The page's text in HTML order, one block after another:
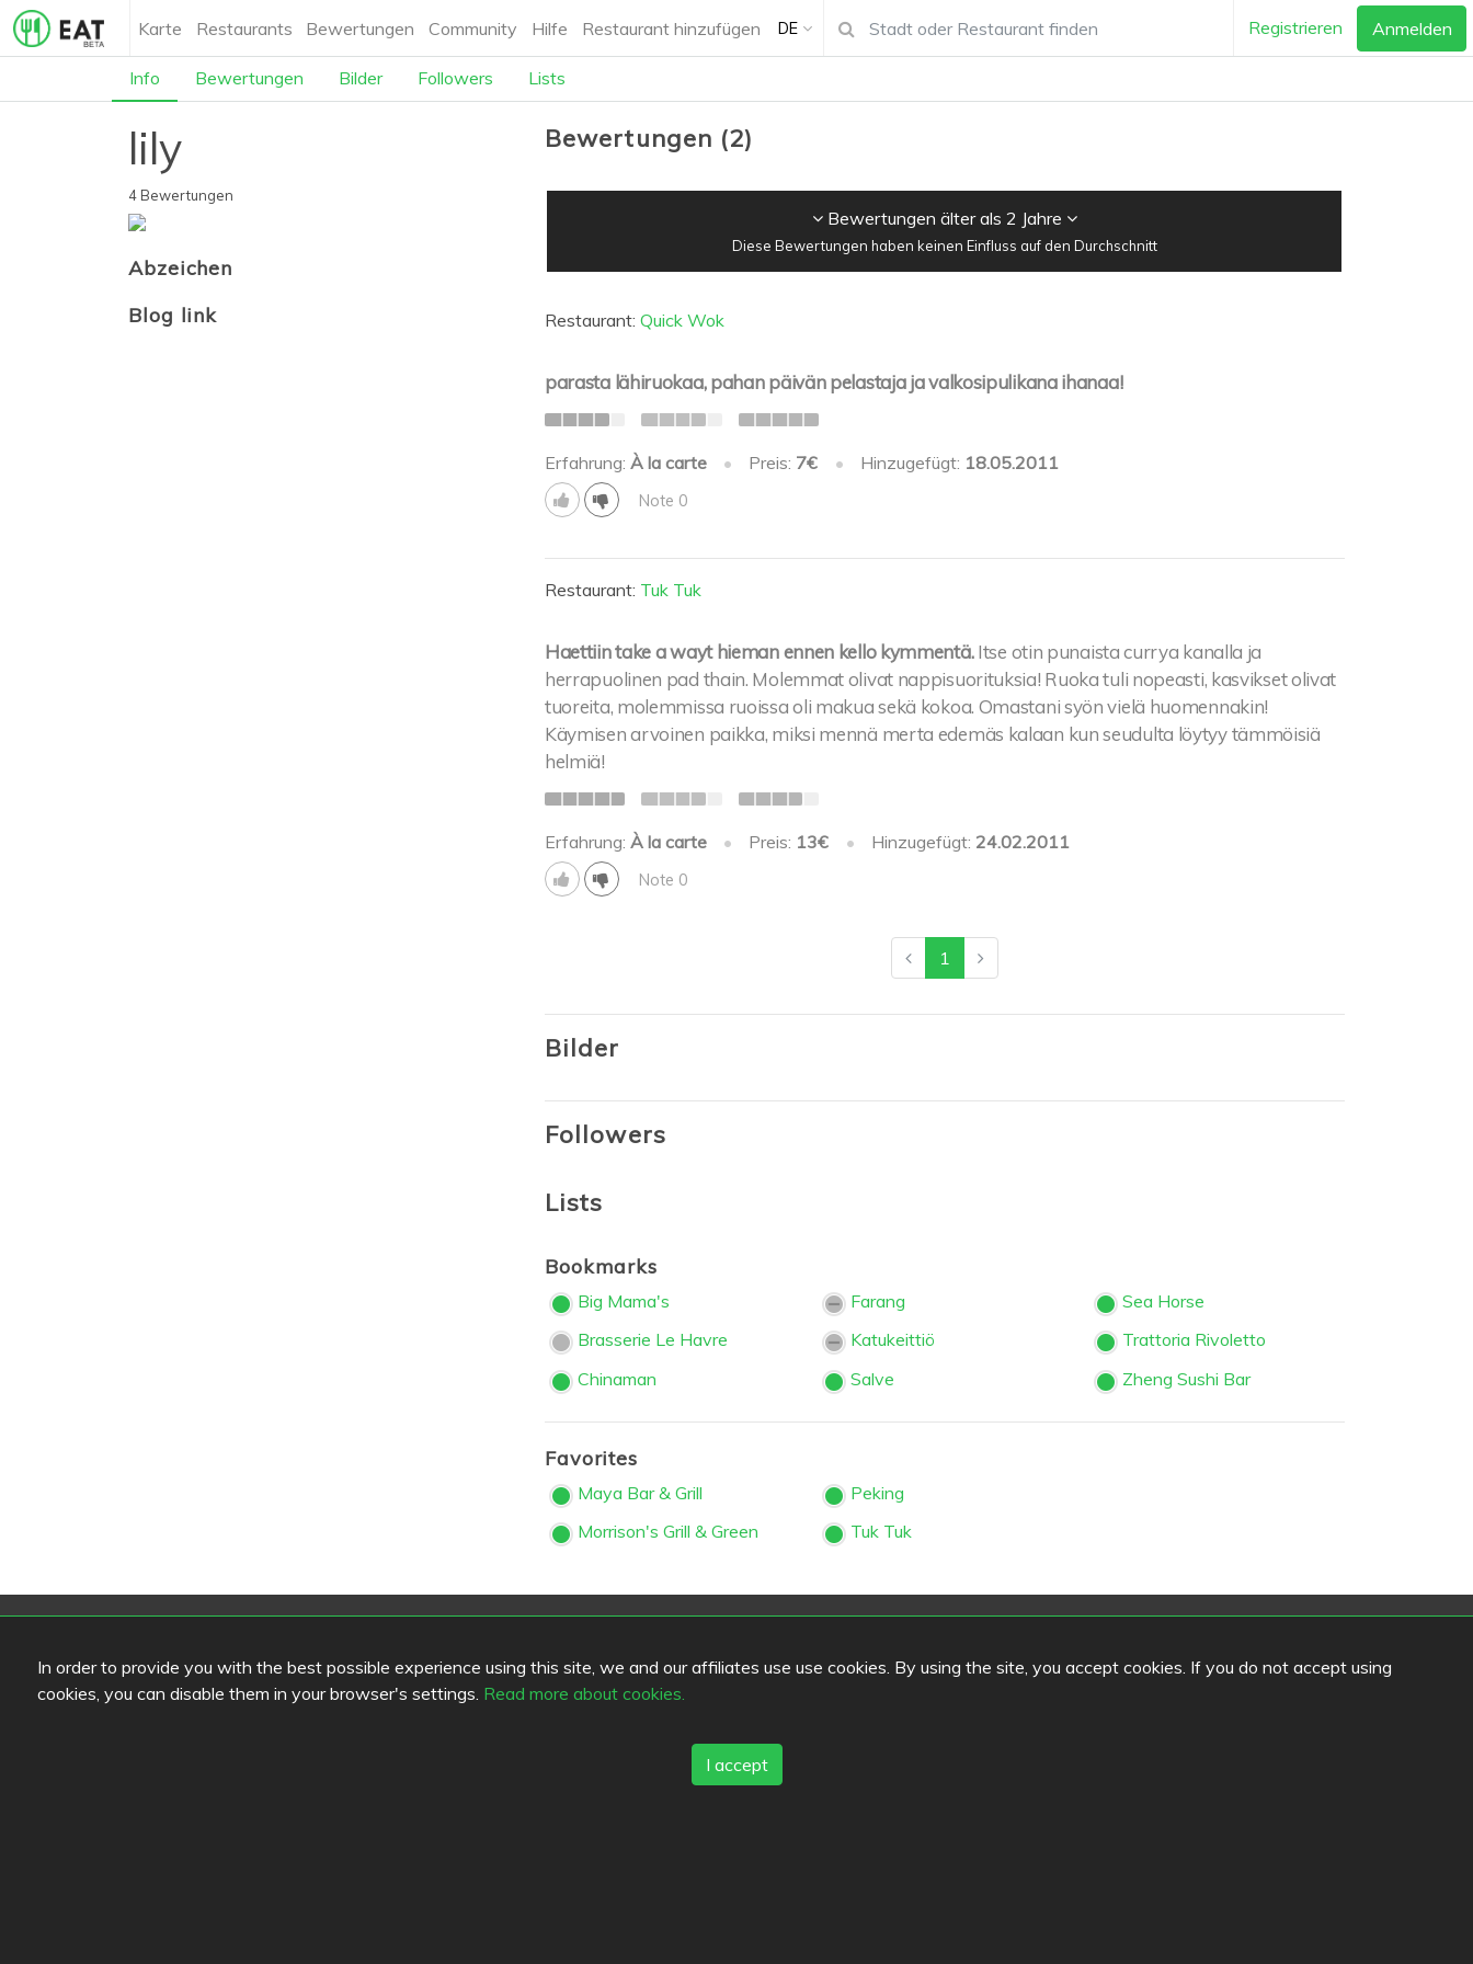
Karte Restaurants Bewertungen Community Hilfe Restaurant hinzufügen DE Registrieren Anmelden
In order to provide you with the best possible experience using this site, we and our affiliates use use cookies. By using the site, you accept cookies. If you do not accept using
cookies, you can disable them in your browser's settings. Read more about cookies.
I accept
Info Bewertungen Bilder Followers Lists
lily
4 Bewertungen
Abzeichen
Blog link
Bewertungen (2)
Bewertungen älter als 2 Jahre
Diese Bewertungen haben keinen Einfluss auf den Durchschnitt
Restaurant: Quick Wok
parasta lähiruokaa, pahan päivän pelastaja ja valkosipulikana ihanaa!
Erfahrung: À la carte • Preis: 7€ • Hinzugefügt: 18.05.2011
Note 0
Restaurant: Tuk Tuk
Haettiin take a wayt hieman ennen kello kymmentä. Itse otin punaista currya kanalla ja
herrapuolinen pad thain. Molemmat olivat nappisuorituksia! Ruoka tuli nopeasti, kasvikset olivat
tuoreita, molemmissa ruoissa oli makua sekä kokoa. Omastani syön vielä huomennakin!
Käymisen arvoinen paikka, miksi mennä merta edemäs kalaan kun seudulta löytyy tämmöisiä
helmiä!
Erfahrung: À la carte • Preis: 13€ • Hinzugefügt: 24.02.2011
Note 0
1
Bilder
Followers
Lists
Bookmarks
Big Mama's
Brasserie Le Havre
Chinaman
Farang
Katukeittiö
Salve
Sea Horse
Trattoria Rivoletto
Zheng Sushi Bar
Favorites
Maya Bar & Grill
Morrison's Grill & Green
Peking
Tuk Tuk
Speisenqualität
Erfahrung
Hilfe
Feedback
Helsinki München
Köln
Jyväskylä
Rovaniemi
FI SV EN DE